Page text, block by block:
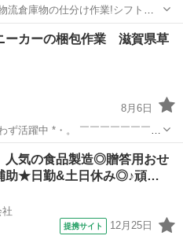
流倉庫物の仕分け作業!シフト制
～40代の男女活躍中!正社員登用
倉庫物の仕分け作業 ・物流倉庫
ーカーの梱包作業 滋賀県草
8月6日
ので 経験や資格は必要ナシ！
活躍中のスタッフさんも約80％が未経験からのスタート♪ 初めて...
人気の食品製造◎贈答用おせ
助★日勤&土日休み◎♪頑…
提携サイト 12月25日